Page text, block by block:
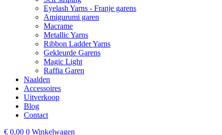
Eyelash Yarns - Franje garens
Amigurumi garen
Macrame
Metallic Yarns
Ribbon Ladder Yarns
Gekleurde Garens
Magic Light
Raffia Garen
Naalden
Accessoires
Uitverkoop
Blog
Contact
€ 0,00 0 Winkelwagen